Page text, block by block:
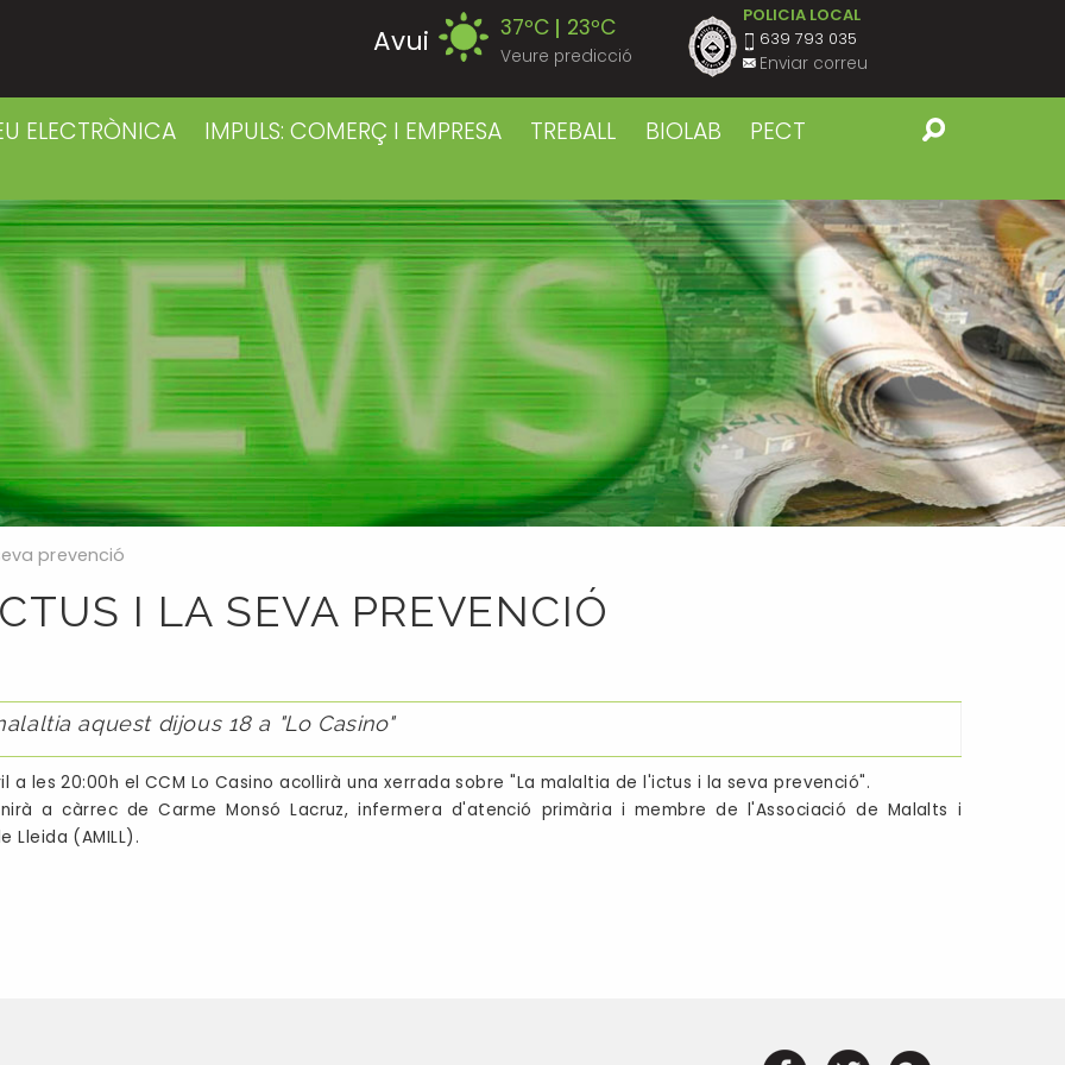
Avui 37ºC 23ºC
Veure predicció
Divendres 39ºC 23ºC
Diumenge 38ºC 23ºC
Dilluns 39ºC 23ºC
Dimarts 39ºC 22ºC
Dimecres 41ºC 22ºC
POLICIA LOCAL
639 793 035
Enviar correu
ELECTRÒNICA IMPULS: COMERÇ I EMPRESA TREBALL BIOLAB
PECT
prevenció
I LA SEVA PREVENCIÓ
aquest dijous 18 a "Lo Casino"
a les 20:00h el CCM Lo Casino acollirà una xerrada sobre "La malaltia de l'ictus i la seva prevenció".
a càrrec de Carme Monsó Lacruz, infermera d'atenció primària i membre de l'Associació de Malalts i
Lleida (AMILL).